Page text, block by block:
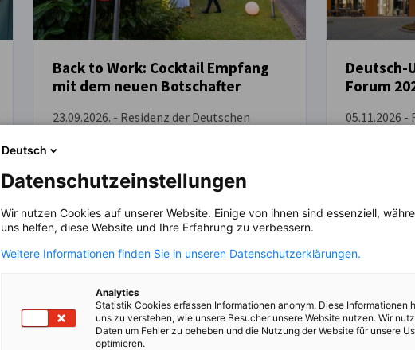
Back to Work: Cocktail Empfang
mit dem neuen Botschafter
23.09.2026. - Residenz der Deutschen
MITGLIEDER EVENT
Deutsch-
Forum
05.11.2026
Deutsch
Datenschutzeinstellungen
Wir nutzen Cookies auf unserer Website. Einige von ihnen sind essenziell,
uns helfen, diese Website und Ihre Erfahrung zu verbessern.
Weitere Informationen finden Sie in unseren Datenschutzerklärungen.
Analytics
Statistik Cookies erfassen Informationen anonym. Diese Informationen
uns zu verstehen, wie unsere Besucher unsere Website nutzen. Wir
Daten um Fehler zu beheben und die Nutzung der Website für unsere
optimieren.